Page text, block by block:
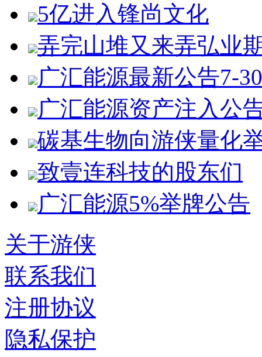
5亿进入锋尚文化
弄完山堆又来弄弘业
广汇能源最新公告7-30
广汇能源资产注入公
碳基生物向游侠量化
致壹连科技的股东们
广汇能源5%举牌公告
关于游侠
联系我们
注册协议
隐私保护